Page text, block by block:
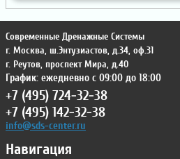
Навигация
Современные Дренажные Системы
г. Москва, ш.Энтузиастов, д.34, оф.31
г. Реутов, проспект Мира, д.40
График: ежедневно с 09:00 до 18:00
+7 (495) 724-32-38
+7 (495) 142-32-38
info@sds-center.ru